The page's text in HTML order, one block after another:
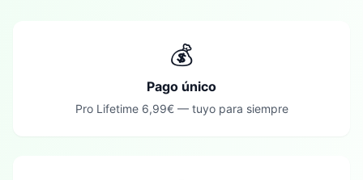
💰
Pago único
Pro Lifetime 6,99€ — tuyo para siempre